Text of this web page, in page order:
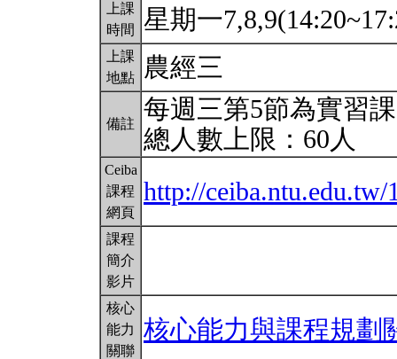
上課
時間
星期一
上課
地點
農經三
備註
每週三第5節為實習
總人數上限：60人
Ceiba
課程
網頁
http://
課程
簡介
影片
核心
能力
關聯
核心能力與課程規劃